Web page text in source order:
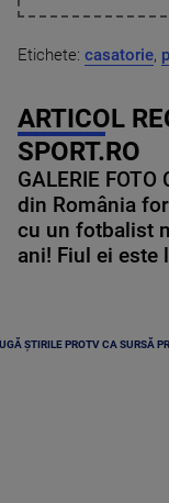
Etichete: casatorie,
ARTICOL
SPORT.RO
GALERIE
din România
cu un fotbalist
ani! Fiul ei este
ȘTIRILE PROTV CA SURSĂ